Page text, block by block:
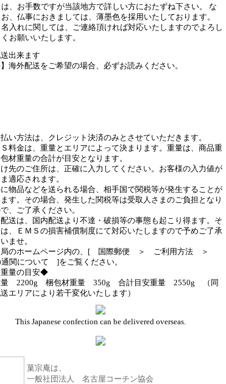
は、お手数ですが当該地方で詳しい方におたずね下さい。 な
お、仏事におきましては、薄墨色を採用いたしております。
名入れに関しては、ご連絡頂ければ対応いたしますのでよろし
くお願いいたします。
出来ます
】海外配送をご希望の場合、必ずお読みください。
い方法は、クレジット決済のみとさせていただきます。
料金は、重量とエリアによって決まります。重量は、商品重
材重量の合計が目安となります。
先のご住所は、正確に入力してください。お客様の入力値が
適応されます。
物品などを送られる場合、相手国で関税等が発生することが
ます。その場合、発生した関税等は受取人さまのご負担となり
、ご了承ください。
送は、国内配送より不達・破損等の事態も起こり得ます。そ
、ＥＭＳの損害補償制度にて対応いたしますので予めご了承
ませ。
のホームページ内の、[ 国際郵便 ＞ ご利用方法 ＞
通関について ]をご覧ください。
量の目安◆
量 2200g 梱包材重量 350g 合計目安重量 2550g （同
エリアにより若干変化いたします）
This Japanese confection can be delivered overseas.
菓宗庵は、
一般社団法人 名古屋コーチン協会